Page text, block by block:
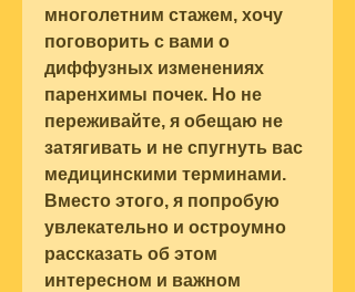
многолетним стажем, хочу
поговорить с вами о
диффузных изменениях
паренхимы почек. Но не
переживайте, я обещаю не
затягивать и не спугнуть вас
медицинскими терминами.
Вместо этого, я попробую
увлекательно и остроумно
рассказать об этом
интересном и важном